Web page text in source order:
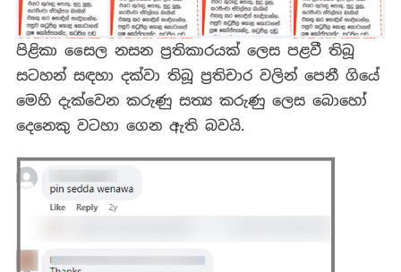
පිළිකා සෛල නසන ප්‍රතිකාරයක් ලෙස පළවී තිබූ
සටහන් සඳහා දක්වා තිබූ ප්‍රතිචාර වලින් පෙනී ගියේ
මෙහි දැක්වෙන කරුණු සත්‍ය කරුණු ලෙස බොහෝ
දෙනෙකු වටහා ගෙන ඇති බවයි.